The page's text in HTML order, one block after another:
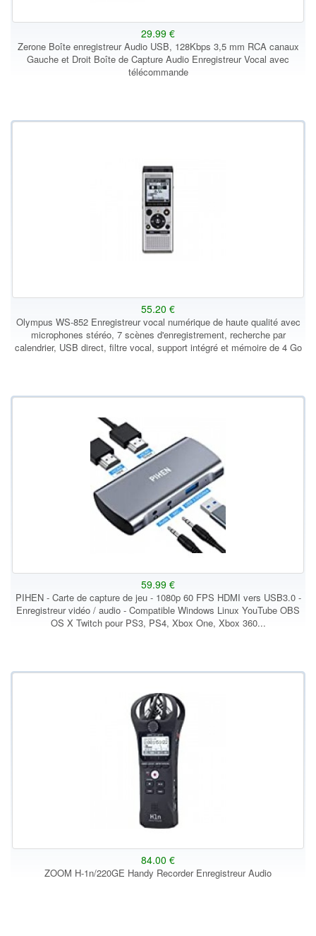
29.99 €
Zerone Boîte enregistreur Audio USB, 128Kbps 3,5 mm RCA canaux
Gauche et Droit Boîte de Capture Audio Enregistreur Vocal avec
télécommande
55.20 €
Olympus WS-852 Enregistreur vocal numérique de haute qualité avec
microphones stéréo, 7 scènes d'enregistrement, recherche par
calendrier, USB direct, filtre vocal, support intégré et mémoire de 4 Go
59.99 €
PIHEN - Carte de capture de jeu - 1080p 60 FPS HDMI vers USB3.0 -
Enregistreur vidéo / audio - Compatible Windows Linux YouTube OBS
OS X Twitch pour PS3, PS4, Xbox One, Xbox 360...
84.00 €
ZOOM H-1n/220GE Handy Recorder Enregistreur Audio